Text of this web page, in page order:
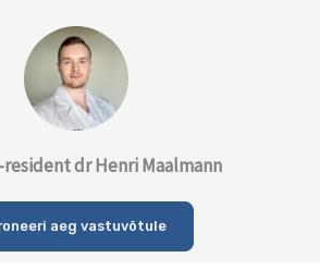
dr Henri Maalmann
aeg vastuvõtule